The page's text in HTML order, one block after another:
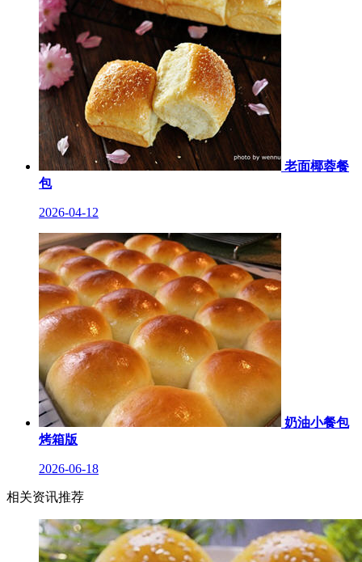
老面椰蓉餐
包
2026-04-12
奶油小餐包
烤箱版
2026-06-18
相关资讯推荐